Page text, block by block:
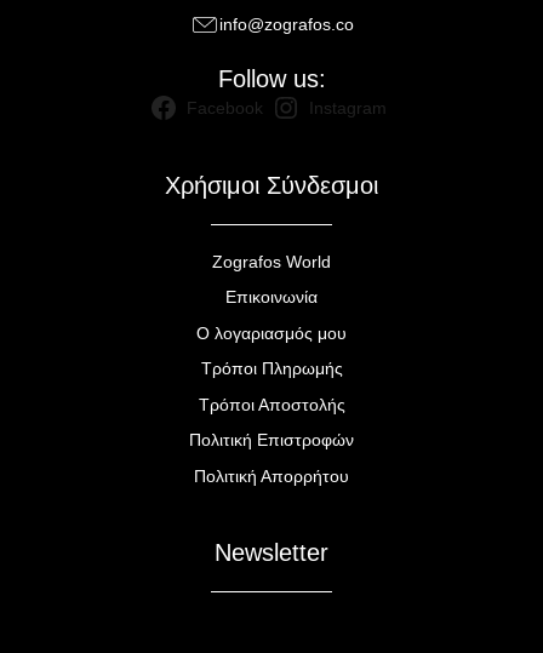
info@zografos.co
Follow us:
Facebook Instagram
Χρήσιμοι Σύνδεσμοι
Zografos World
Επικοινωνία
Ο λογαριασμός μου
Τρόποι Πληρωμής
Τρόποι Αποστολής
Πολιτική Επιστροφών
Πολιτική Απορρήτου
Newsletter